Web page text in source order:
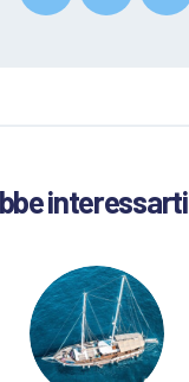
interessarti